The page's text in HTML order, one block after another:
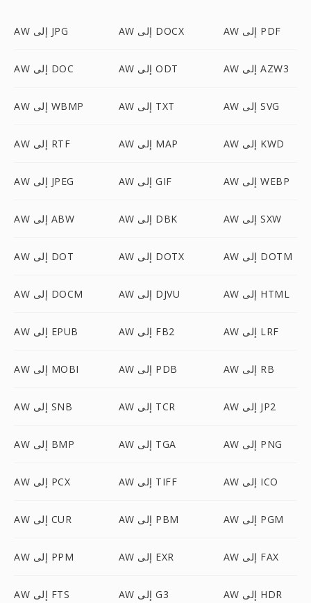
AW إلى JPG AW إلى DOCX AW إلى PDF
AW إلى DOC AW إلى ODT AW إلى AZW3
AW إلى WBMP AW إلى TXT AW إلى SVG
AW إلى RTF AW إلى MAP AW إلى KWD
AW إلى JPEG AW إلى GIF AW إلى WEBP
AW إلى ABW AW إلى DBK AW إلى SXW
AW إلى DOT AW إلى DOTX AW إلى DOTM
AW إلى DOCM AW إلى DJVU AW إلى HTML
AW إلى EPUB AW إلى FB2 AW إلى LRF
AW إلى MOBI AW إلى PDB AW إلى RB
AW إلى SNB AW إلى TCR AW إلى JP2
AW إلى BMP AW إلى TGA AW إلى PNG
AW إلى PCX AW إلى TIFF AW إلى ICO
AW إلى CUR AW إلى PBM AW إلى PGM
AW إلى PPM AW إلى EXR AW إلى FAX
AW إلى FTS AW إلى G3 AW إلى HDR